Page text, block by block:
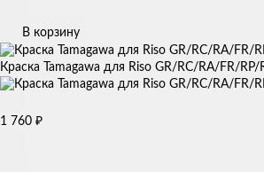
В корзину
Краска Tamagawa для Riso GR/RC/RA/FR/RP/
1 760 ₽